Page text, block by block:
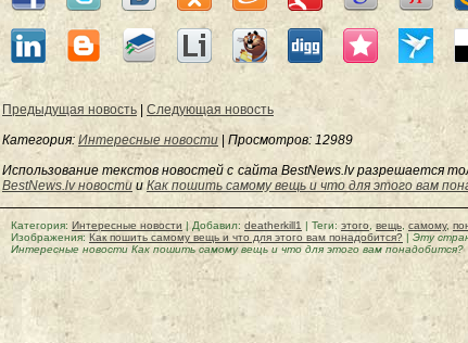
Предыдущая новость
Следующая новость
Категория: Интересные новости Просмотров: 12989
Использование текстов новостей с сайта BestNews.lv разрешается
BestNews.lv новости и Как пошить самому вещь и что для этого вам
Категория: Интересные новости | Добавил: deatherkill1 | Теги: этого вещь самому,
Изображения: Как пошить самому вещь и что для этого вам понадобится? | Эту
Интересные новости Как пошить самому вещь и что для этого вам понадобится?